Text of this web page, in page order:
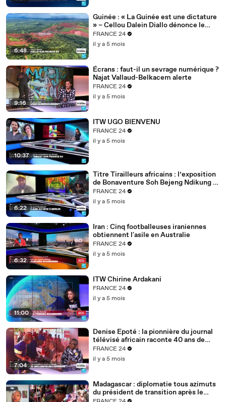
6:48
Guinée : « La Guinée est une dictature
» – Cellou Dalein Diallo dénonce le
régime Doumbouya
FRANCE 24
il y a 5 mois
9:16
Écrans : faut-il un sevrage numérique ?
Najat Vallaud-Belkacem alerte
FRANCE 24
il y a 5 mois
10:37
ITW UGO BIENVENU
FRANCE 24
il y a 5 mois
6:22
Titre Tirailleurs africains : l’exposition
de Bonaventure Soh Bejeng Ndikung à
Berlin
FRANCE 24
il y a 5 mois
6:32
Iran : Cinq footballeuses iraniennes
obtiennent l'asile en Australie
FRANCE 24
il y a 5 mois
11:00
ITW Chirine Ardakani
FRANCE 24
il y a 5 mois
7:04
Denise Epoté : la pionnière du journal
télévisé africain raconte 40 ans de
carrière
FRANCE 24
il y a 5 mois
Madagascar : diplomatie tous azimuts
du président de transition après le